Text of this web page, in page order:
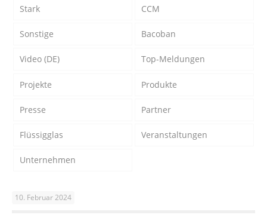
Stark CCM
Sonstige Bacoban
Video (DE) Top-Meldungen
Projekte Produkte
Presse Partner
Flüssigglas Veranstaltungen
Unternehmen
10. Februar 2024